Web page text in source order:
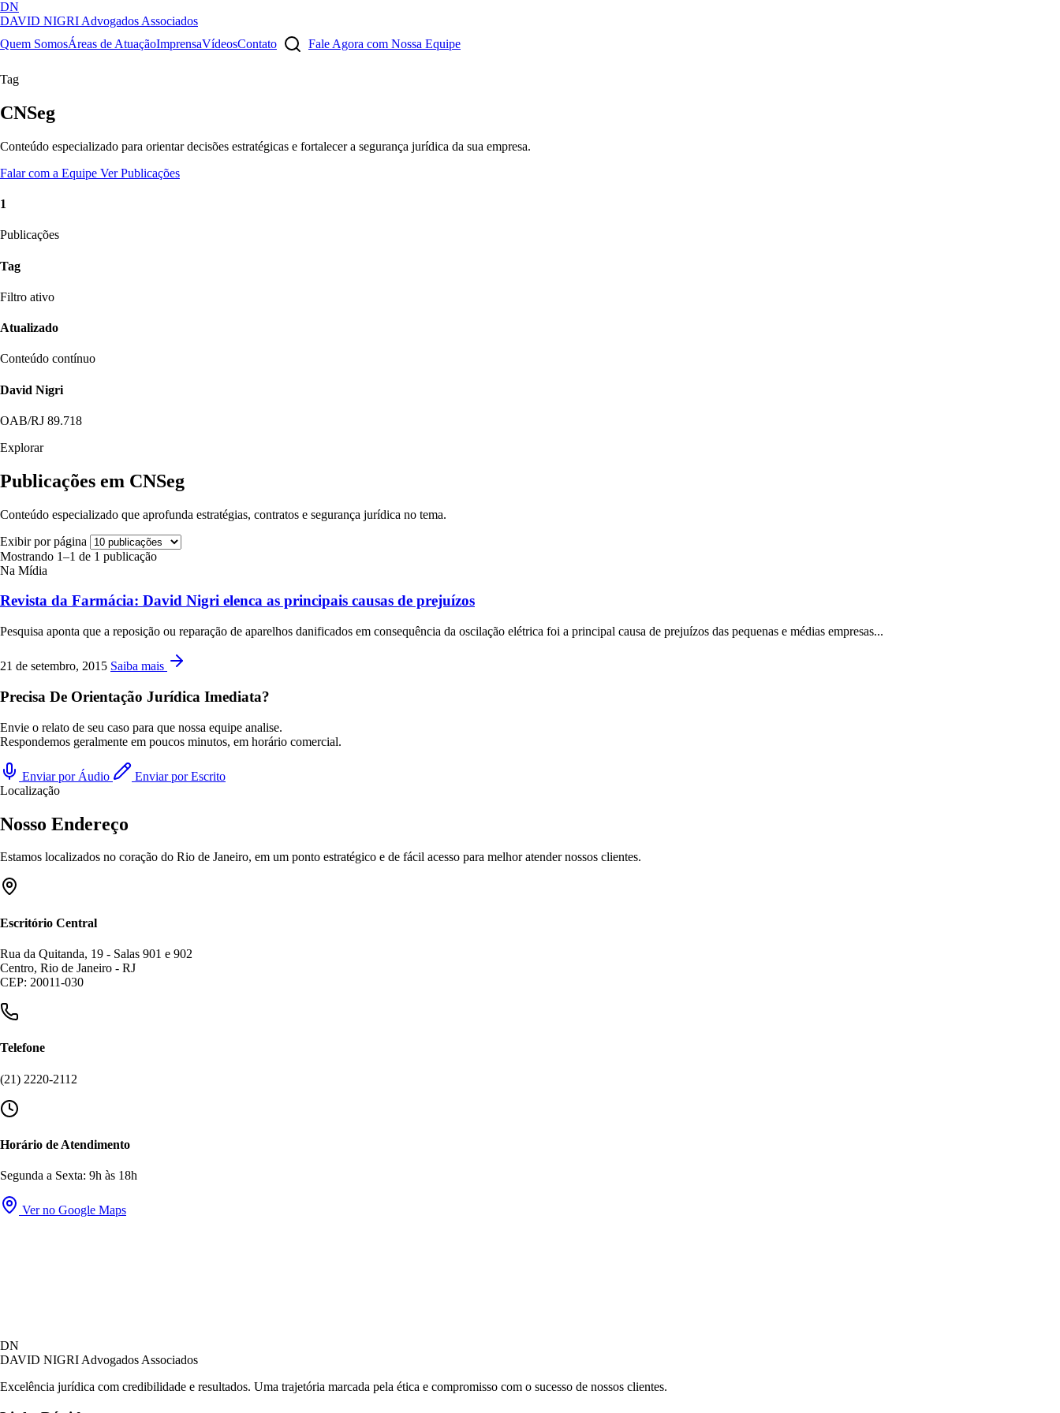
DN
DAVID NIGRI Advogados Associados
Quem SomosÁreas de AtuaçãoImprensaVídeosContato Fale Agora com Nossa Equipe
Artigos, sentenças, áreas de atuação, imprensa...
Tag
CNSeg
Conteúdo especializado para orientar decisões estratégicas e fortalecer a segurança jurídica da sua empresa.
Falar com a Equipe Ver Publicações
1
Publicações
Tag
Filtro ativo
Atualizado
Conteúdo contínuo
David Nigri
OAB/RJ 89.718
Explorar
Publicações em CNSeg
Conteúdo especializado que aprofunda estratégias, contratos e segurança jurídica no tema.
Exibir por página
Mostrando 1–1 de 1 publicação
Na Mídia
Revista da Farmácia: David Nigri elenca as principais causas de prejuízos
Pesquisa aponta que a reposição ou reparação de aparelhos danificados em consequência da oscilação elétrica foi a principal causa de prejuízos das pequenas e médias empresas...
21 de setembro, 2015 Saiba mais
Precisa De Orientação Jurídica Imediata?
Envie o relato de seu caso para que nossa equipe analise.
Respondemos geralmente em poucos minutos, em horário comercial.
Enviar por Áudio
Enviar por Escrito
Localização
Nosso Endereço
Estamos localizados no coração do Rio de Janeiro, em um ponto estratégico e de fácil acesso para melhor atender nossos clientes.
Escritório Central
Rua da Quitanda, 19 - Salas 901 e 902
Centro, Rio de Janeiro - RJ
CEP: 20011-030
Telefone
(21) 2220-2112
Horário de Atendimento
Segunda a Sexta: 9h às 18h
Ver no Google Maps
DN
DAVID NIGRI Advogados Associados
Excelência jurídica com credibilidade e resultados. Uma trajetória marcada pela ética e compromisso com o sucesso de nossos clientes.